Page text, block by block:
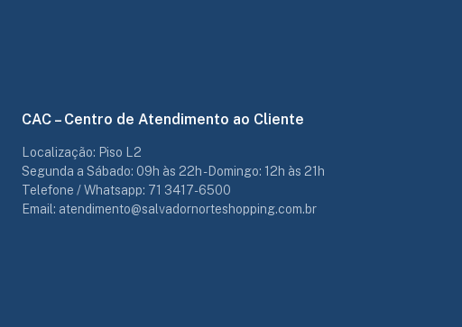
CAC – Centro de Atendimento ao Cliente
Localização: Piso L2
Segunda a Sábado: 09h às 22h - Domingo: 12h às 21h
Telefone / Whatsapp: 71 3417-6500
Email: atendimento@salvadornorteshopping.com.br